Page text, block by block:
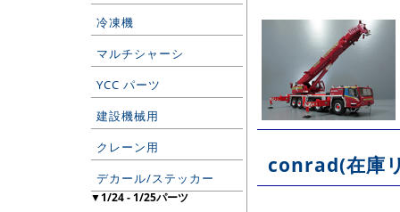
冷凍機
マルチシャーシ
YCC パーツ
建設機械用
クレーン用
デカール/ステッカー
▼1/24 - 1/25パーツ
conrad(在庫